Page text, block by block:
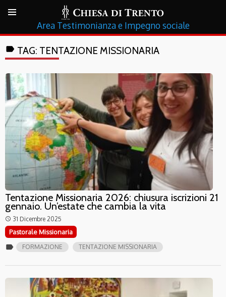
Testimonianza e Impegno sociale
label TAG: TENTAZIONE MISSIONARIA
Tentazione Missionaria 2026: chiusura iscrizioni 21
gennaio. Un’estate che cambia la vita
access_time 31 Dicembre 2025
Pastorale Missionaria
label FORMAZIONE TENTAZIONE MISSIONARIA